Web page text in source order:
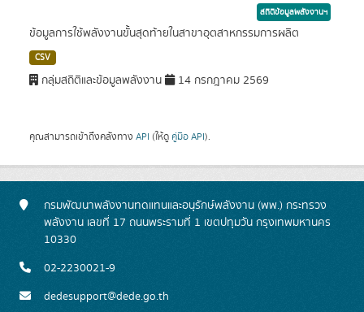
สถิติข้อมูลพลังงานฯ
ข้อมูลการใช้พลังงานขั้นสุดท้ายในสาขาอุตสาหกรรมการผลิต
CSV
กลุ่มสถิติและข้อมูลพลังงาน 14 กรกฎาคม 2569
คุณสามารถเข้าถึงคลังทาง API (ให้ดู คู่มือ API).
กรมพัฒนาพลังงานทดแทนและอนุรักษ์พลังงาน (พพ.) กระทรวง
พลังงาน เลขที่ 17 ถนนพระรามที่ 1 เขตปทุมวัน กรุงเทพมหานคร
10330
02-2230021-9
dedesupport@dede.go.th